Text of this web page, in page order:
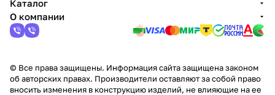
Каталог
О компании
© Все права защищены. Информация сайта защищена законом
об авторских правах. Производители оставляют за собой право
вносить изменения в конструкцию изделий, не влияющие на ее